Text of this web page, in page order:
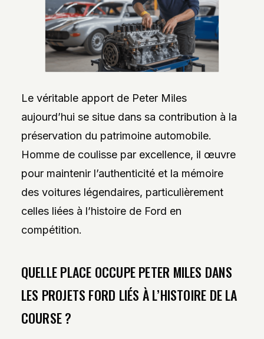
Le véritable apport de Peter Miles
aujourd’hui se situe dans sa contribution à la
préservation du patrimoine automobile.
Homme de coulisse par excellence, il œuvre
pour maintenir l’authenticité et la mémoire
des voitures légendaires, particulièrement
celles liées à l’histoire de Ford en
compétition.
QUELLE PLACE OCCUPE PETER MILES DANS
LES PROJETS FORD LIÉS À L’HISTOIRE DE LA
COURSE ?